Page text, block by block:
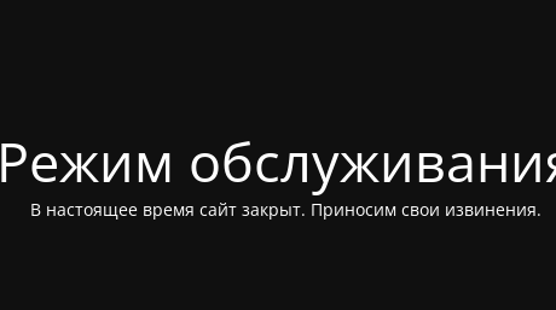
Режим
В настоящее время сайт закрыт. Приносим свои извинения.